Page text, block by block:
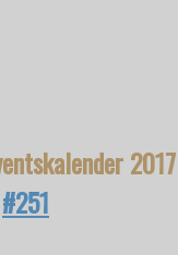
2017
#251